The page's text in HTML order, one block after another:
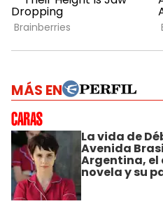
MÁS EN
La vida de
Avenida
Argentina, el
novela y su